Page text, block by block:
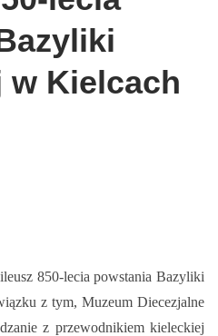
w Kielcach
850-lecia powstania Bazyliki
z tym, Muzeum Diecezjalne
z przewodnikiem kieleckiej